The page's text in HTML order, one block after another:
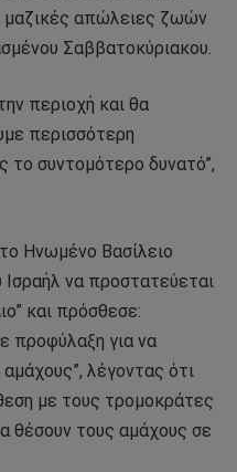
μαζικές απώλειες ζωών
Σαββατοκύριακου.
περιοχή και θα
περισσότερη
το συντομότερο δυνατό”,
Ηνωμένο Βασίλειο
να προστατεύεται
και πρόσθεσε:
προφύλαξη για να
λέγοντας ότι
με τους τρομοκράτες
θέσουν τους αμάχους σε